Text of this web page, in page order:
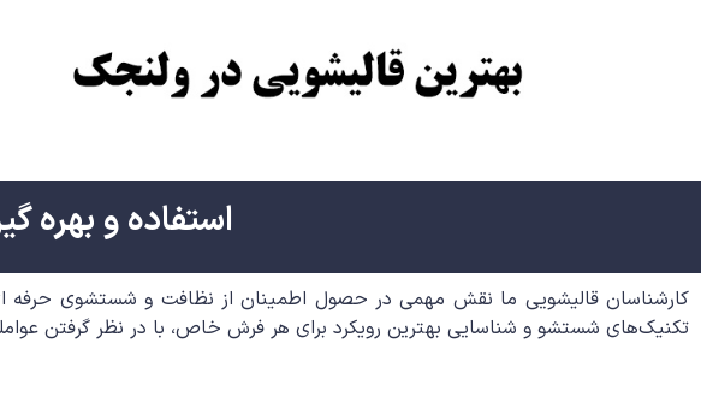
استفاده و بهره
کارشناسان قالیشویی ما نقش مهمی در حصول اطمینان از نظافت و شستشوی حرفه
تکنیک‌های شستشو و شناسایی بهترین رویکرد برای هر فرش خاص، با در نظر گرفتن